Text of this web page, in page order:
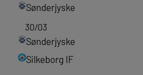
Sønderjyske
30/03
Sønderjyske
Silkeborg IF